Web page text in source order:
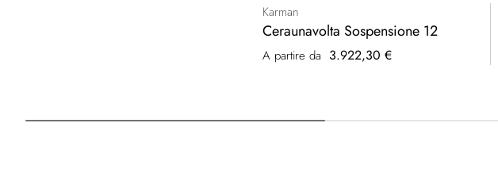
Karman
Ceraunavolta Sospensione 12
A partire da 3.922,30 €